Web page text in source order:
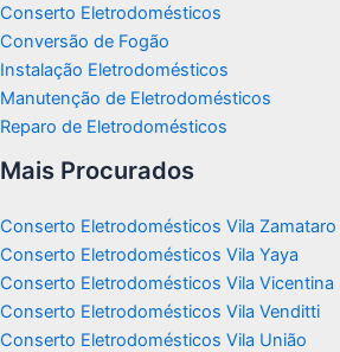
Conserto Eletrodomésticos
Conversão de Fogão
Instalação Eletrodomésticos
Manutenção de Eletrodomésticos
Reparo de Eletrodomésticos
Mais Procurados
Conserto Eletrodomésticos Vila Zamataro
Conserto Eletrodomésticos Vila Yaya
Conserto Eletrodomésticos Vila Vicentina
Conserto Eletrodomésticos Vila Venditti
Conserto Eletrodomésticos Vila União